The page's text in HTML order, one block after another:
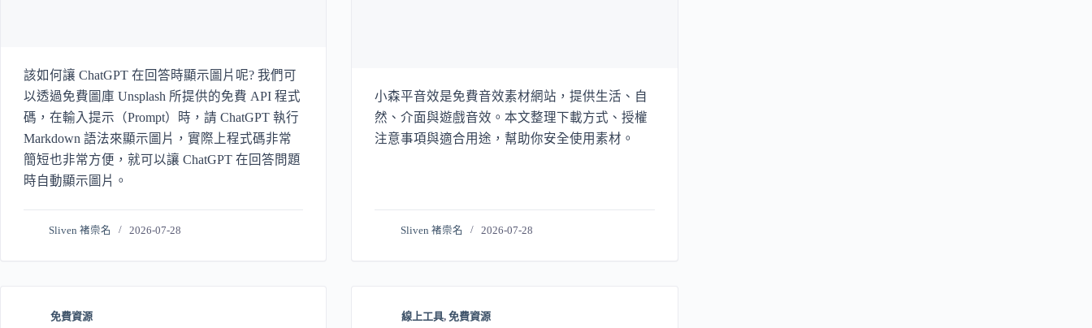
該如何讓 ChatGPT 在回答時顯示圖片呢? 我們可
以透過免費圖庫 Unsplash 所提供的免費 API 程式
碼，在輸入提示（Prompt）時，請 ChatGPT 執行
Markdown 語法來顯示圖片，實際上程式碼非常
簡短也非常方便，就可以讓 ChatGPT 在回答問題
時自動顯示圖片。
Sliven 褚崇名 2026-07-28
小森平音效是免費音效素材網站，提供生活、自
然、介面與遊戲音效。本文整理下載方式、授權
注意事項與適合用途，幫助你安全使用素材。
Sliven 褚崇名 2026-07-28
免費資源 線上工具, 免費資源